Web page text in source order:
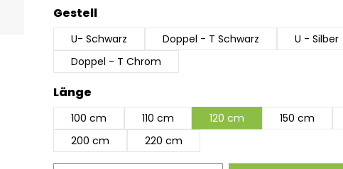
Gestellauswählen
U- Schwarz Doppel - T Schwarz U - Silber
Doppel - T Chrom
Länge
100 cm 110 cm 120 cm 150 cm
200 cm
220 cm